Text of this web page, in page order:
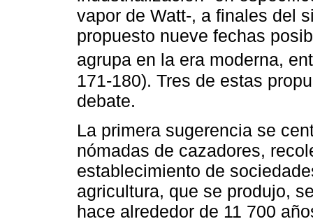
vapor de Watt-, a finales del
propuesto nueve fechas
agrupa en la era moderna,
171-180). Tres de estas
debate.
La primera sugerencia se
nómadas de cazadores,
establecimiento de
agricultura, que se produjo,
hace alrededor de 11 700